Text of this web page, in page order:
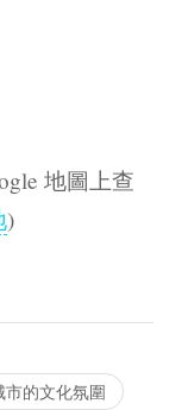
地圖上查
)
的文化氛圍